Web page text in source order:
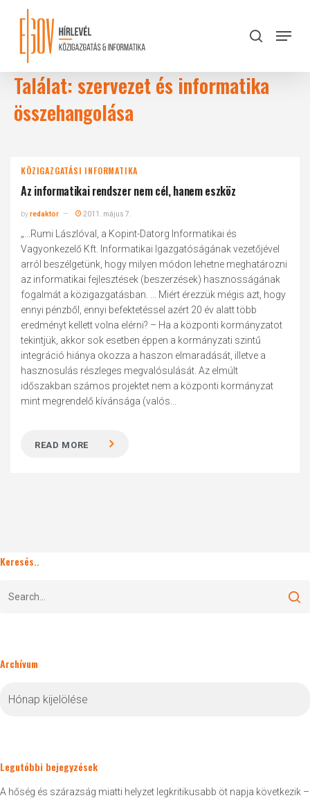
content
search
Menu
Találat: szervezet és informatika
összehangolása
KÖZIGAZGATÁSI INFORMATIKA
Az informatikai rendszer nem cél, hanem eszköz
byredaktor 2011. május 7.
„...Rumi Lászlóval, a Kopint-Datorg Informatikai és
Vagyonkezelő Kft. Informatikai Igazgatóságának vezetőjével
arról beszélgetünk, hogy milyen módon lehetne meghatározni
az informatikai fejlesztések (beszerzések) hasznosságának
fogalmát a közigazgatásban. ... Miért érezzük mégis azt, hogy
ennyi pénzből, ennyi befektetéssel azért 20 év alatt több
eredményt kellett volna elérni? – Ha a központi kormányzatot
tekintjük, akkor sok esetben éppen a kormányzati szintű
integráció hiánya okozza a haszon elmaradását, illetve a
hasznosulás részleges megvalósulását. Az elmúlt
időszakban számos projektet nem a központi kormányzat
mint megrendelő kívánsága (valós...
READ MORE
Keresés..
Archívum
Legutóbbi bejegyzések
A hőség és szárazság miatti helyzet legkritikusabb öt napja következik –
Close